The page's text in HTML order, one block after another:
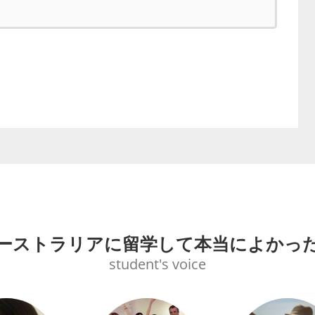
ストラリアに留学して本当によかっ
student's voice